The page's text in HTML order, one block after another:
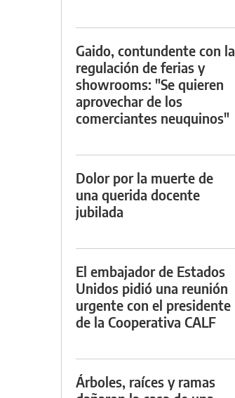
Gaido, contundente con la
regulación de ferias y
showrooms: "Se quieren
aprovechar de los
comerciantes neuquinos"
Dolor por la muerte de
una querida docente
jubilada
El embajador de Estados
Unidos pidió una reunión
urgente con el presidente
de la Cooperativa CALF
Árboles, raíces y ramas